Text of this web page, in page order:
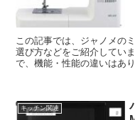
この記事では、ジャノメの
選び方などをご紹介してい
で、機能・性能の違いはあり
キッチン関連